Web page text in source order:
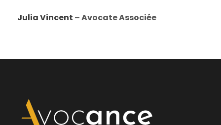
Julia Vincent – Avocate Associée